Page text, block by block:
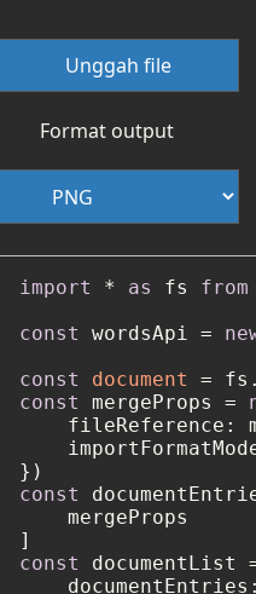
Unggah file
Format output
import * as fs from
const
wordsApi =
const
document = fs.
const
mergeProps =
fileReference :
const
    mergeProps
const
documentList
documentEntries